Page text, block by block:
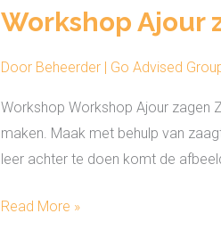
Workshop Ajour
Door Beheerder | Go Advised
Workshop Workshop Ajour zagen
maken. Maak met behulp van
leer achter te doen komt de
zagen
Read More »